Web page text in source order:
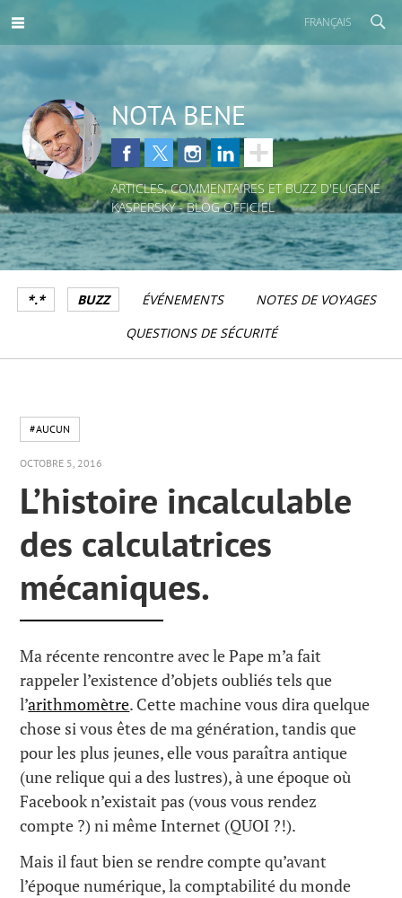
FRANÇAIS
NOTA BENE
ARTICLES, COMMENTAIRES ET BUZZ D'EUGENE
KASPERSKY - BLOG OFFICIEL
*.* BUZZ ÉVÉNEMENTS
NOTES DE VOYAGES
QUESTIONS DE SÉCURITÉ
#AUCUN
OCTOBRE 5, 2016
L’histoire incalculable
des calculatrices
mécaniques.
Ma récente rencontre avec le Pape m’a fait
rappeler l’existence d’objets oubliés tels que
l’arithmomètre. Cette machine vous dira quelque
chose si vous êtes de ma génération, tandis que
pour les plus jeunes, elle vous paraîtra antique
(une relique qui a des lustres), à une époque où
Facebook n’existait pas (vous vous rendez
compte ?) ni même Internet (QUOI ?!).
Mais il faut bien se rendre compte qu’avant
l’époque numérique, la comptabilité du monde